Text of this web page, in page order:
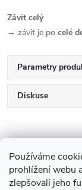
Používáme
prohlížení webu
zlepšovali jeho
Závit celý
→ závit je po celé
Parametry
Diskuse